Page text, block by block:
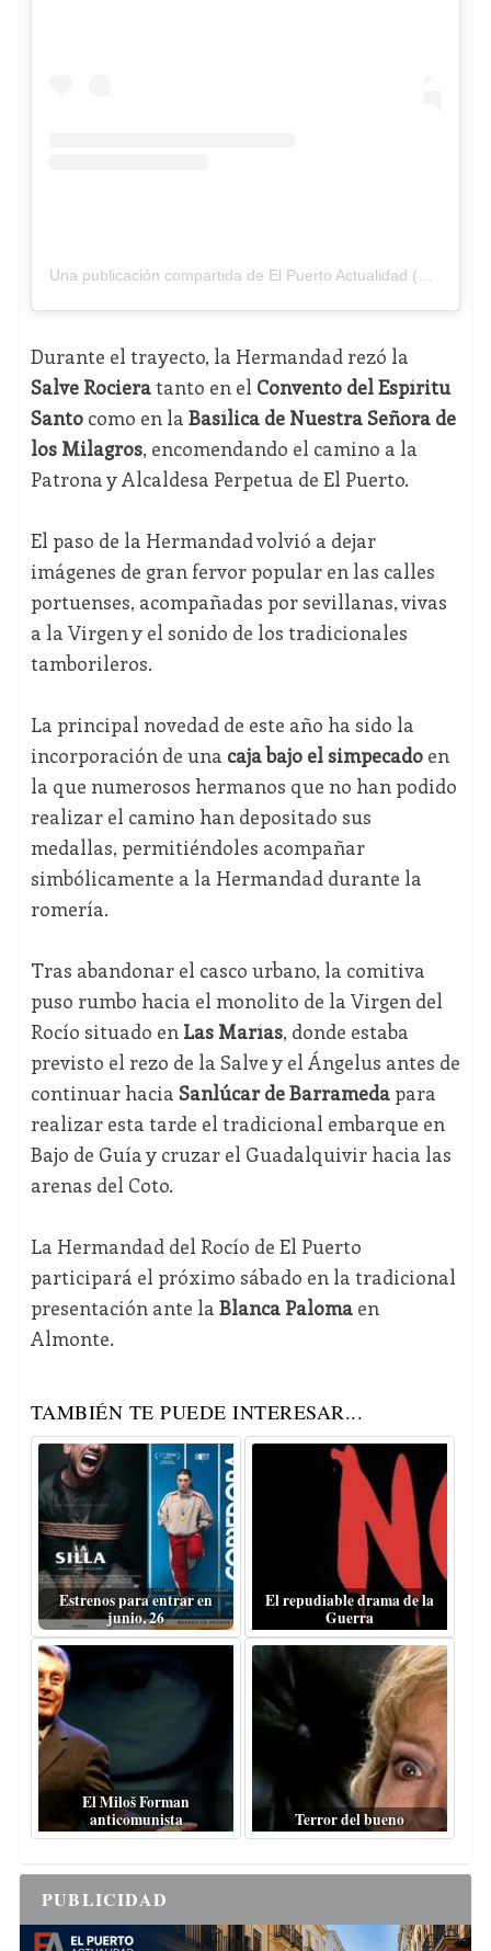
Durante el trayecto, la Hermandad rezó la
Salve Rocieratanto en el Convento del Espíritu
Santocomo en la Basílica de Nuestra Señora de
los Milagros, encomendando el camino a la
Patrona y Alcaldesa Perpetua de El Puerto.
El paso de la Hermandad volvió a dejar
imágenes de gran fervor popular en las calles
portuenses, acompañadas por sevillanas, vivas
a la Virgen y el sonido de los tradicionales
tamborileros.
La principal novedad de este año ha sido la
incorporación de una caja bajo el simpecadoen
la que numerosos hermanos que no han podido
realizar el camino han depositado sus
medallas, permitiéndoles acompañar
simbólicamente a la Hermandad durante la
romería.
Tras abandonar el casco urbano, la comitiva
puso rumbo hacia el monolito de la Virgen del
Rocío situado en Las Marías, donde estaba
previsto el rezo de la Salve y el Ángelus antes de
continuar hacia Sanlúcar de Barramedapara
realizar esta tarde el tradicional embarque en
Bajo de Guía y cruzar el Guadalquivir hacia las
arenas del Coto.
La Hermandad del Rocío de El Puerto
participará el próximo sábado en la tradicional
presentación ante la Blanca Palomaen
Almonte.
TAMBIÉN TE PUEDE INTERESAR...
Estrenos para entrar en
junio, 26
El repudiable drama de la
Guerra
El Miloš Forman
anticomunista
Terror del bueno
PUBLICIDAD